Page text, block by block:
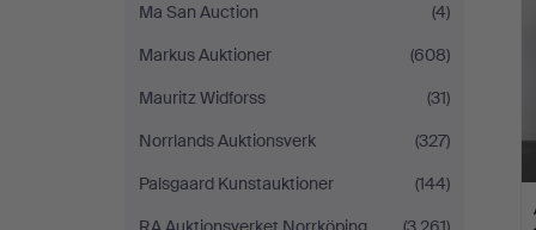
Ma San Auction
(4)
Markus Auktioner
(608)
Mauritz Widforss
(31)
Norrlands Auktionsverk
(327)
Palsgaard Kunstauktioner
(144)